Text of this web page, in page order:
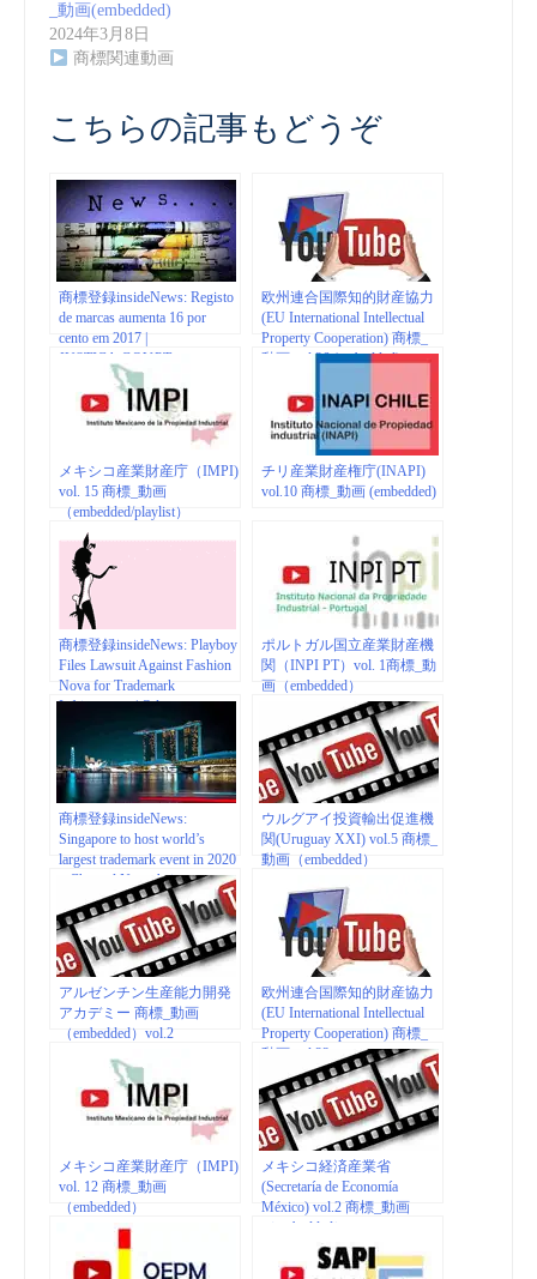
_動画(embedded)
2024年3月8日
商標関連動画
こちらの記事もどうぞ
商標登録insideNews: Registo
de marcas aumenta 16 por
cento em 2017 |
JUSTICA.GOV.PT
欧州連合国際知的財産協力
(EU International Intellectual
Property Cooperation) 商標_
動画 vol.26 (embedded)
メキシコ産業財産庁（IMPI)
vol. 15 商標_動画
（embedded/playlist）
チリ産業財産権庁(INAPI)
vol.10 商標_動画 (embedded)
商標登録insideNews: Playboy
Files Lawsuit Against Fashion
Nova for Trademark
Infringement | Odessa
ポルトガル国立産業財産機
関（INPI PT）vol. 1商標_動
画（embedded）
商標登録insideNews:
Singapore to host world’s
largest trademark event in 2020
– Channel NewsAsia
ウルグアイ投資輸出促進機
関(Uruguay XXI) vol.5 商標_
動画（embedded）
アルゼンチン生産能力開発
アカデミー 商標_動画
（embedded）vol.2
欧州連合国際知的財産協力
(EU International Intellectual
Property Cooperation) 商標_
動画 vol.23
(embedded/playlist)
メキシコ産業財産庁（IMPI)
vol. 12 商標_動画
（embedded）
メキシコ経済産業省
(Secretaría de Economía
México) vol.2 商標_動画
（embedded）